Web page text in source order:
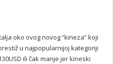
oko ovog novog “kineza” koji
u najpopularnijoj kategoriji
ili čak manje jer kineski